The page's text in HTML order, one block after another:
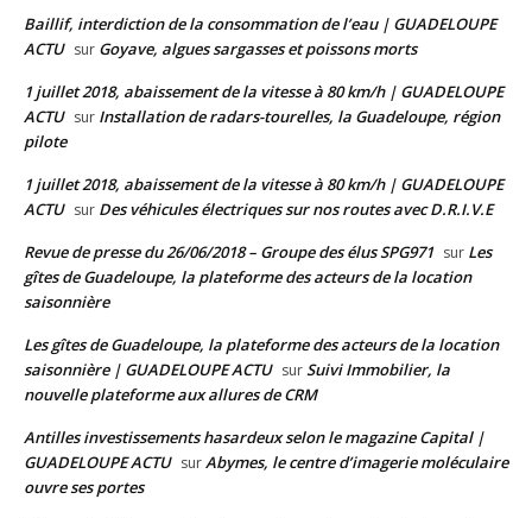
Baillif, interdiction de la consommation de l’eau | GUADELOUPE
ACTU sur Goyave, algues sargasses et poissons morts
1 juillet 2018, abaissement de la vitesse à 80 km/h | GUADELOUPE
ACTU sur Installation de radars-tourelles, la Guadeloupe, région
pilote
1 juillet 2018, abaissement de la vitesse à 80 km/h | GUADELOUPE
ACTU sur Des véhicules électriques sur nos routes avec D.R.I.V.E
Revue de presse du 26/06/2018 – Groupe des élus SPG971 sur Les
gîtes de Guadeloupe, la plateforme des acteurs de la location
saisonnière
Les gîtes de Guadeloupe, la plateforme des acteurs de la location
saisonnière | GUADELOUPE ACTU surSuivi Immobilier, la
nouvelle plateforme aux allures de CRM
Antilles investissements hasardeux selon le magazine Capital |
GUADELOUPE ACTU surAbymes, le centre d’imagerie moléculaire
ouvre ses portes